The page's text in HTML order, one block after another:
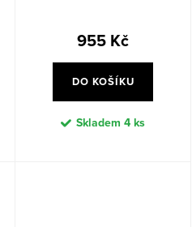
955 Kč
DO KOŠÍKU
Skladem 4 ks